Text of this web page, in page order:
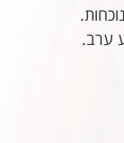
ערב.